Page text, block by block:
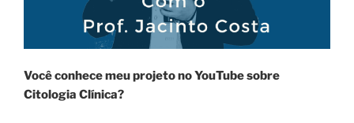
Você conhece meu projeto no YouTube sobre
Citologia Clínica?